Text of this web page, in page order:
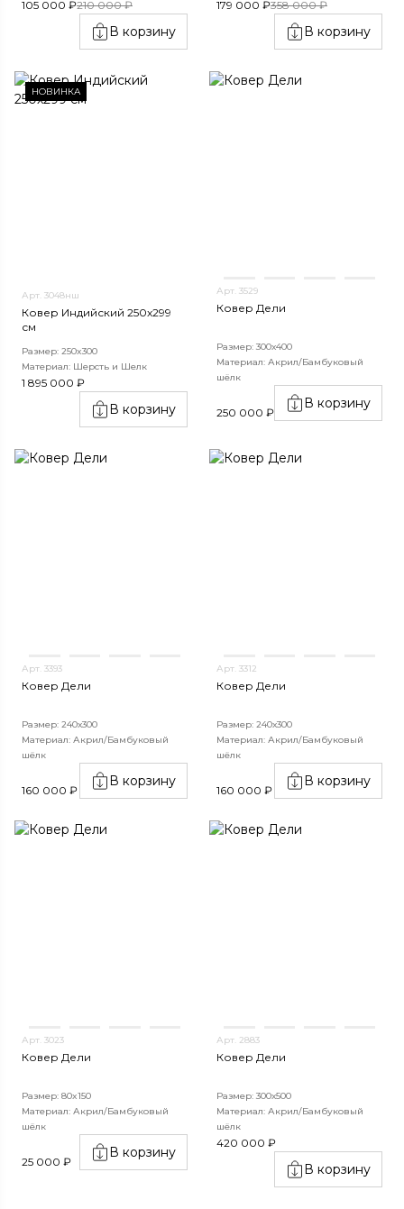
105 000 ₽210 000 ₽
В корзину
179 000 ₽358 000 ₽
В корзину
НОВИНКА
Арт. 3048нш
Ковер Индийский 250x299
см
Размер: 250x300
Материал: Шерсть и Шелк
1 895 000 ₽
В корзину
Арт. 3529
Ковер Дели
Размер: 300х400
Материал: Акрил/Бамбуковый
шёлк
250 000 ₽
В корзину
Арт. 3393
Ковер Дели
Размер: 240х300
Материал: Акрил/Бамбуковый
шёлк
160 000 ₽
В корзину
Арт. 3312
Ковер Дели
Размер: 240х300
Материал: Акрил/Бамбуковый
шёлк
160 000 ₽
В корзину
Арт. 3023
Ковер Дели
Размер: 80x150
Материал: Акрил/Бамбуковый
шёлк
25 000 ₽
В корзину
Арт. 2883
Ковер Дели
Размер: 300х500
Материал: Акрил/Бамбуковый
шёлк
420 000 ₽
В корзину